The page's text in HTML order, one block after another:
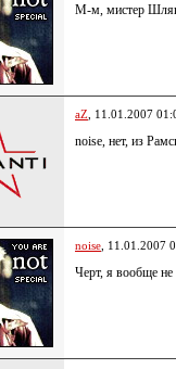
М-м, мистер
aZ , 11.01.2007
noise, нет, из
noise , 11.01.2007
Черт, я вообще